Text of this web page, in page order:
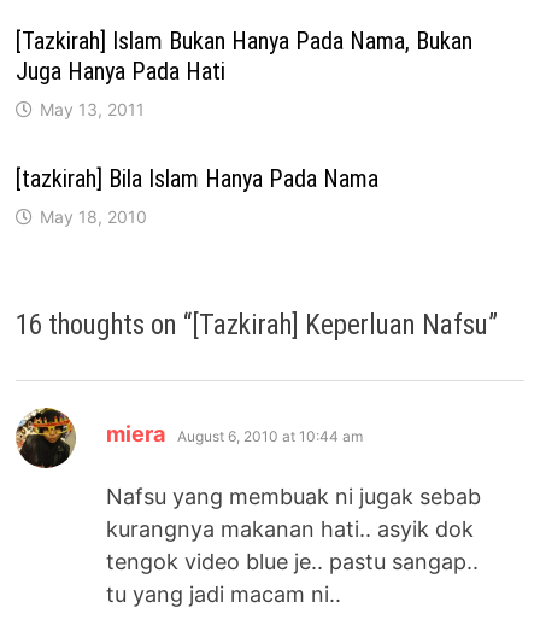
[Tazkirah] Islam Bukan Hanya Pada Nama, Bukan
Juga Hanya Pada Hati
May 13, 2011
[tazkirah] Bila Islam Hanya Pada Nama
May 18, 2010
16 thoughts on “[Tazkirah] Keperluan Nafsu”
miera says:
August 6, 2010 at 10:44 am
Nafsu yang membuak ni jugak sebab
kurangnya makanan hati.. asyik dok
tengok video blue je.. pastu sangap..
tu yang jadi macam ni..